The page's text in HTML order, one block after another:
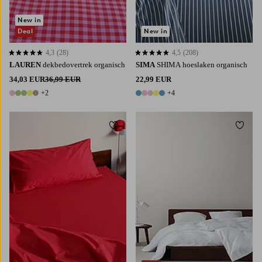
LAUREN dekbedovertrek organisch
34,03 EUR36,99 EUR
7 kleuren
+2
4,3 op basis van 28 beoordelingen
4,3 (28)
New in
Deal
SIMA SHIMA hoeslaken organisch
22,99 EUR
9 kleuren
+4
4,5 op basis van 208 beoordelingen
4,5 (208)
New in
Toevoegen aan favorieten
90120140160180